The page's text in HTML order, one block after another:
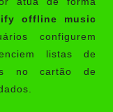
offline music
configurem
listas de
no cartão de